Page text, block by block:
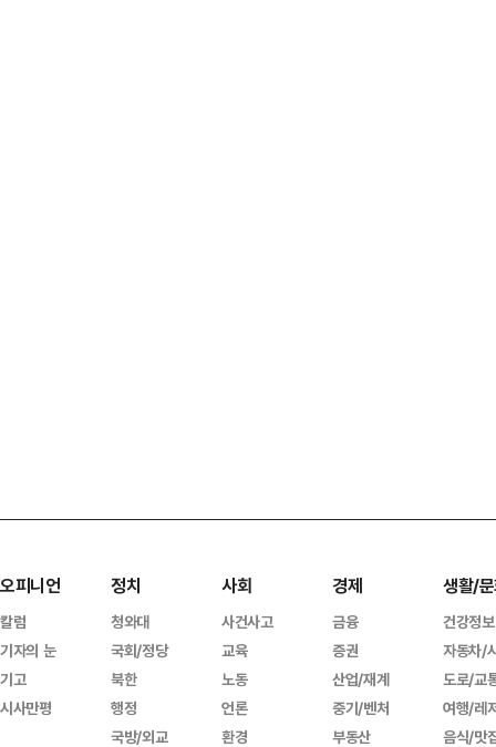
오피니언
칼럼
기자의 눈
기고
시사만평
정치
청와대
국회/정당
북한
행정
국방/외교
사회
사건사고
교육
노동
언론
환경
경제
금융
증권
산업/재계
중기/벤처
부동산
생활/
건강정보
자동차/
도로/교
여행/레
음식/맛